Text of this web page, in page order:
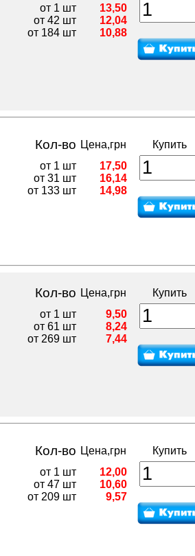
от 1 шт
от 42 шт
от 184 шт
13,50
12,04
10,88
Кол-во Цена,грн
Купить
от 1 шт
от 31 шт
от 133 шт
17,50
16,14
14,98
Кол-во Цена,грн
Купить
от 1 шт
от 61 шт
от 269 шт
9,50
8,24
7,44
Кол-во Цена,грн
Купить
от 1 шт
от 47 шт
от 209 шт
12,00
10,60
9,57